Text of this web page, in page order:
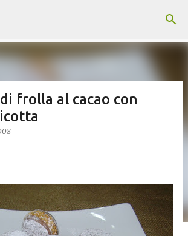
frolla al cacao con